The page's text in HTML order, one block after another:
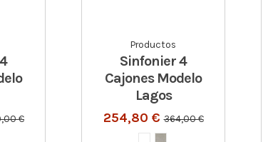
€
Productos
Sinfonier 4
Cajones Modelo
Lagos
254,80 €364,00 €